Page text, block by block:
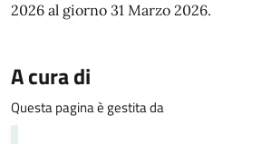
2026 al giorno 31 Marzo 2026.
A cura di
Questa pagina è gestita da